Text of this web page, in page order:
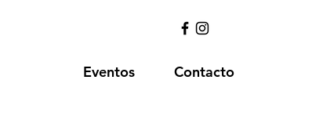
Eventos Contacto